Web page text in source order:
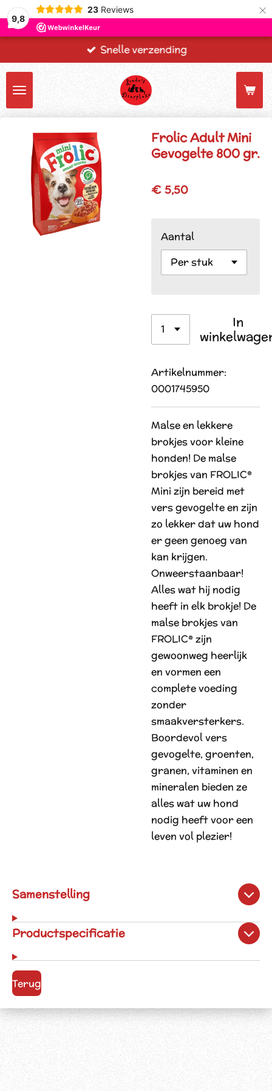
9,8
23 Reviews ×
Snelle verzending
Frolic Adult Mini
Gevogelte 800 gr.
€ 5,50
Aantal
In
Artikelnummer:
0001745950
Malse en lekkere
brokjes voor kleine
honden! De malse
brokjes van FROLIC®
Mini zijn bereid met
vers gevogelte en zijn
zo lekker dat uw hond
er geen genoeg van
kan krijgen.
Onweerstaanbaar!
Alles wat hij nodig
heeft in elk brokje! De
malse brokjes van
FROLIC® zijn
gewoonweg heerlijk
en vormen een
complete voeding
zonder
smaakversterkers.
Boordevol vers
gevogelte, groenten,
granen, vitaminen en
mineralen bieden ze
alles wat uw hond
nodig heeft voor een
leven vol plezier!
Samenstelling
Productspecificatie
Terug